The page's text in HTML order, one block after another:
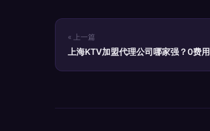
« 上一篇
上海KTV加盟代理公司哪家强？0费